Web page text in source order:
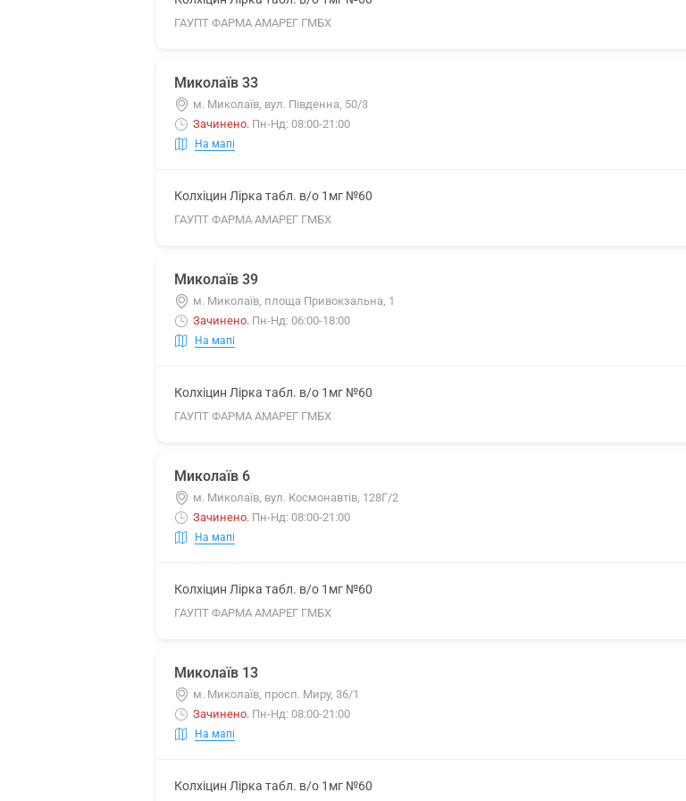
ГАУПТ ФАРМА АМАРЕГ ГМБХ
Миколаїв 33
м. Миколаїв, вул. Південна, 50/3
Зачинено. Пн-Нд: 08:00-21:00
На мапі
Колхіцин Лірка табл. в/о 1мг №60
ГАУПТ ФАРМА АМАРЕГ ГМБХ
Миколаїв 39
м. Миколаїв, площа Привокзальна, 1
Зачинено. Пн-Нд: 06:00-18:00
На мапі
Колхіцин Лірка табл. в/о 1мг №60
ГАУПТ ФАРМА АМАРЕГ ГМБХ
Миколаїв 6
м. Миколаїв, вул. Космонавтів, 128Г/2
Зачинено. Пн-Нд: 08:00-21:00
На мапі
Колхіцин Лірка табл. в/о 1мг №60
ГАУПТ ФАРМА АМАРЕГ ГМБХ
Миколаїв 13
м. Миколаїв, просп. Миру, 36/1
Зачинено. Пн-Нд: 08:00-21:00
На мапі
Колхіцин Лірка табл. в/о 1мг №60